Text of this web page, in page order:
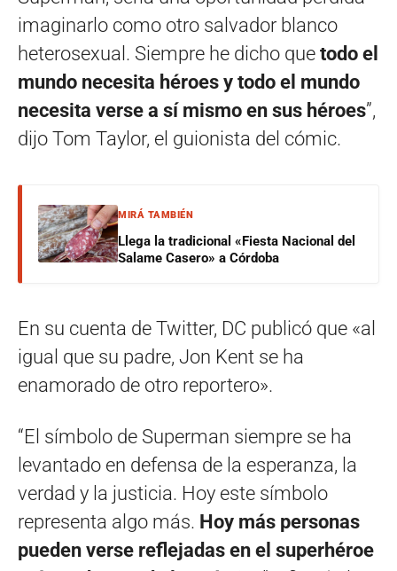
imaginarlo como otro salvador blanco
heterosexual. Siempre he dicho que todo el
mundo necesita héroes y todo el mundo
necesita verse a sí mismo en sus héroes”,
dijo Tom Taylor, el guionista del cómic.
MIRÁ TAMBIÉN
Llega la tradicional «Fiesta Nacional del
Salame Casero» a Córdoba
En su cuenta de Twitter, DC publicó que «al
igual que su padre, Jon Kent se ha
enamorado de otro reportero».
“El símbolo de Superman siempre se ha
levantado en defensa de la esperanza, la
verdad y la justicia. Hoy este símbolo
representa algo más. Hoy más personas
pueden verse reflejadas en el superhéroe